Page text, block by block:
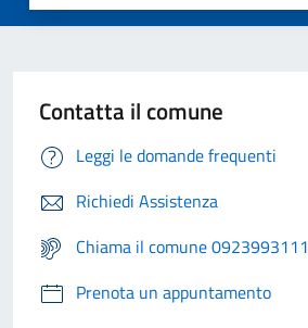
Contatta il comune
Leggi le domande frequenti
Richiedi Assistenza
Chiama il comune 0923993111
Prenota un appuntamento